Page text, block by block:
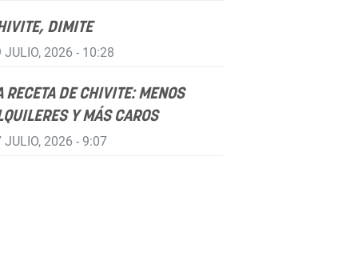
DIMITE
JULIO, 2026 - 10:28
RECETA DE CHIVITE: MENOS
Y MÁS CAROS
JULIO, 2026 - 9:07